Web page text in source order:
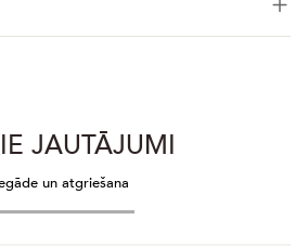
JAUTĀJUMI
un atgriešana